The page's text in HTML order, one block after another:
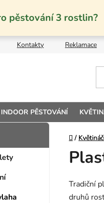
pěstování 3 rostlin?
Kontakty Reklamace
INDOOR PĚSTOVÁNÍ
Domů
/
Domů
/
Tradiční
druhů